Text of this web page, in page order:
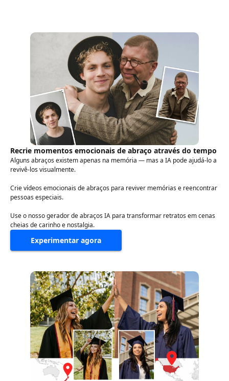
Recrie momentos emocionais de abraço através do tempo
Alguns abraços existem apenas na memória — mas a IA pode ajudá-lo a
revivê-los visualmente.
Crie vídeos emocionais de abraços para reviver memórias e reencontrar
pessoas especiais.
Use o nosso gerador de abraços IA para transformar retratos em cenas
cheias de carinho e nostalgia.
Experimentar agora